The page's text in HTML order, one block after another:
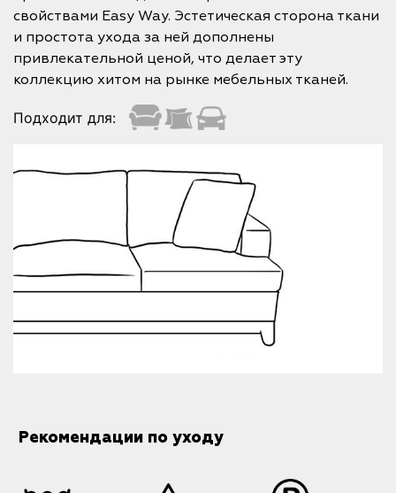
свойствами Easy Way. Эстетическая сторона ткани
и простота ухода за ней дополнены
привлекательной ценой, что делает эту
коллекцию хитом на рынке мебельных тканей.
Подходит для:
Рекомендации по уходу